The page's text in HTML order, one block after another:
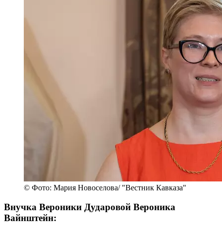
© Фото: Мария Новоселова/ "Вестник Кавказа"
Внучка Вероники Дударовой Вероника
Вайнштейн: